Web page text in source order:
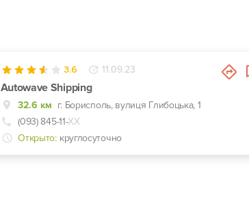
3.6 11.09.23
Autowave Shipping
32.6 км г. Борисполь, вулиця Глибоцька, 1
(093) 845-11-ХХ
Открыто: круглосуточно